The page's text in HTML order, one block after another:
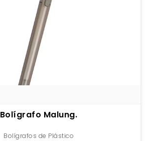
Bolígrafo Malung.
Bolígrafos de Plástico